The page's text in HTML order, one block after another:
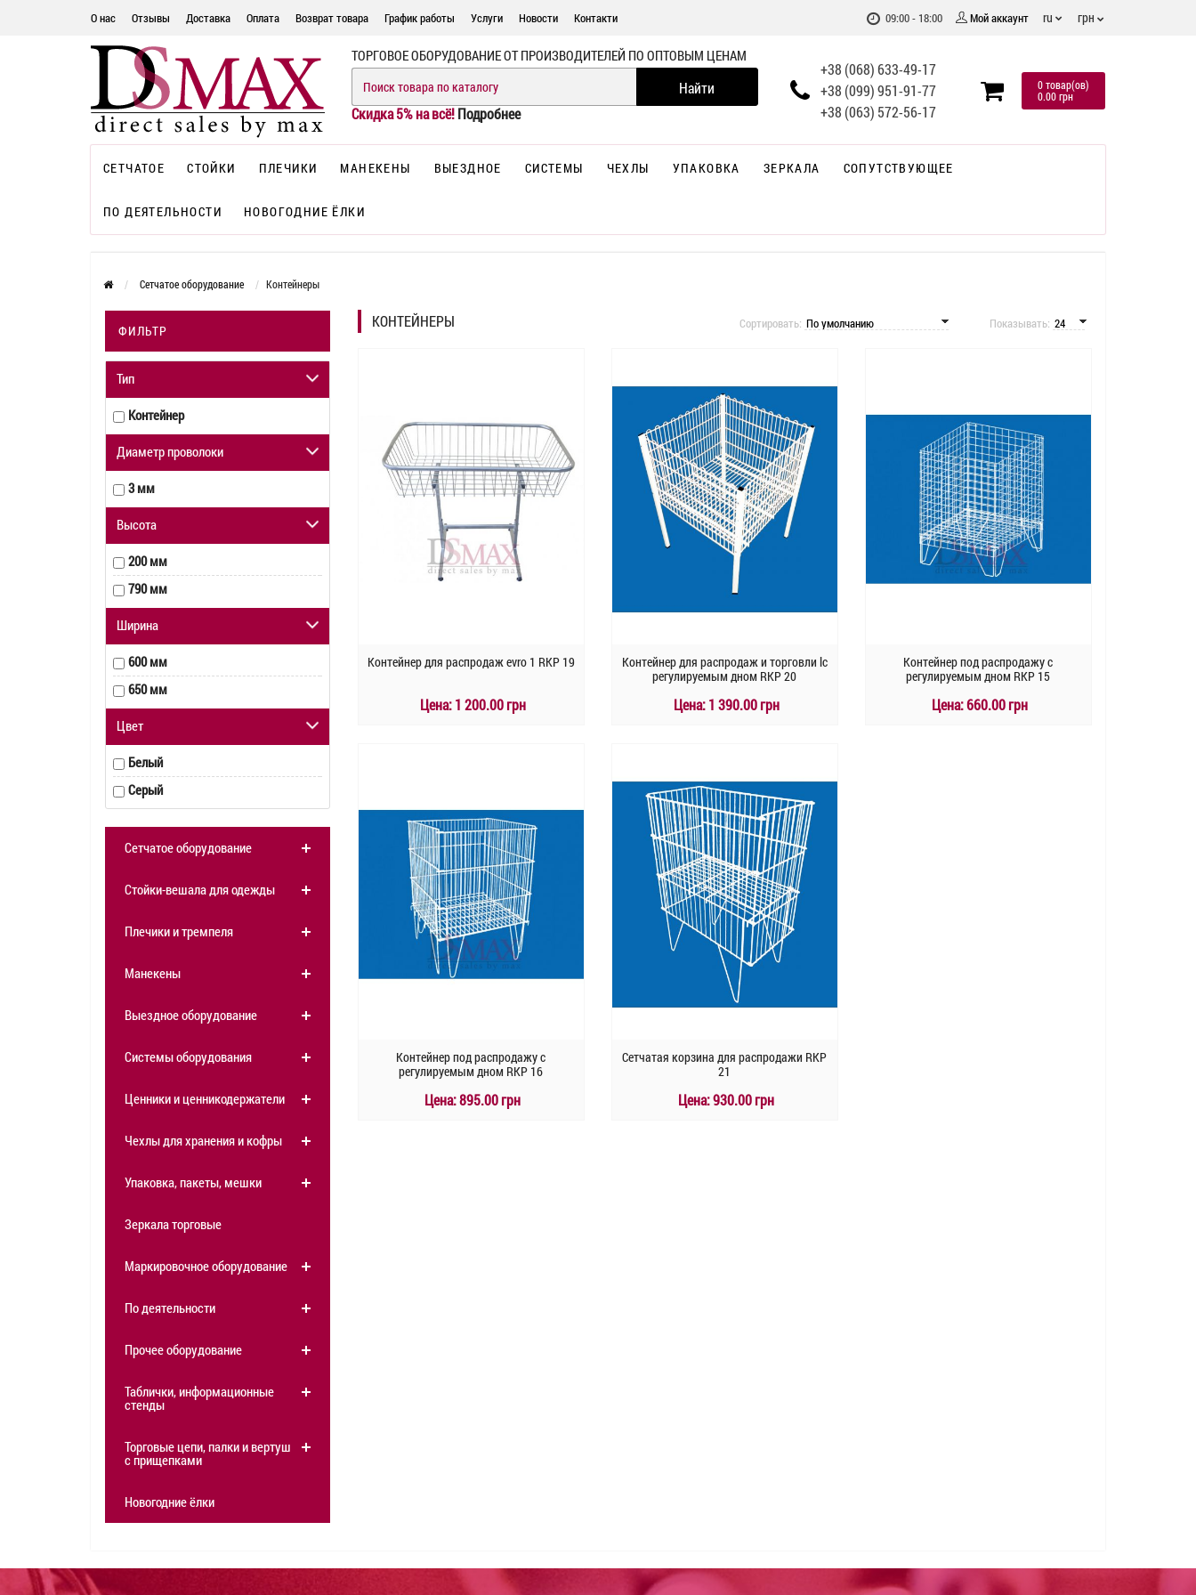
О нас Отзывы Доставка Оплата Возврат товара График работы Услуги Новости Контакти 09:00 - 18:00 Мой аккаунт ru грн
ТОРГОВОЕ ОБОРУДОВАНИЕ ОТ ПРОИЗВОДИТЕЛЕЙ ПО ОПТОВЫМ ЦЕНАМ
Скидка 5% на всё!Подробнее
+38 (068) 633-49-17
+38 (099) 951-91-77
+38 (063) 572-56-17
0 товар(ов)
0.00 грн
СЕТЧАТОЕ СТОЙКИ ПЛЕЧИКИ МАНЕКЕНЫ ВЫЕЗДНОЕ СИСТЕМЫ ЧЕХЛЫ УПАКОВКА ЗЕРКАЛА СОПУТСТВУЮЩЕЕ
ПО ДЕЯТЕЛЬНОСТИ НОВОГОДНИЕ ЁЛКИ
Сетчатое оборудование Контейнеры
ФИЛЬТР
Тип
Контейнер
Диаметр проволоки
3 мм
Высота
200 мм
790 мм
Ширинa
600 мм
650 мм
Цвет
Белый
Серый
Сетчатое оборудование
Стойки-вешала для одежды
Плечики и тремпеля
Манекены
Выездное оборудование
Системы оборудования
Ценники и ценникодержатели
Чехлы для хранения и кофры
Упаковка, пакеты, мешки
Зеркала торговые
Маркировочное оборудование
По деятельности
Прочее оборудование
Таблички, информационные
стенды
Торговые цепи, палки и вертушки
с прищепками
Новогодние ёлки
КОНТЕЙНЕРЫ Сортировать: Показывать:
Контейнер для распродаж evro 1 RKP 19
Цена:1 200.00 грн
Контейнер для распродаж и торговли lс
регулируемым дном RKP 20
Цена:1 390.00 грн
Быстрый заказ
Контейнер под распродажу с
регулируемым дном RKP 15
Цена:660.00 грн
Контейнер под распродажу с
регулируемым дном RKP 16
Цена:895.00 грн
Сетчатая корзина для распродажи RKP
21
Цена:930.00 грн